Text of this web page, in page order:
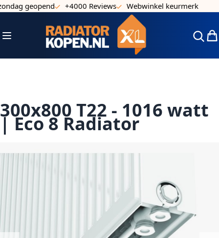
Ga naar de inhoud
geopend +4000 Reviews Webwinkel keurmerk
Toggle Nav
300x800 T22 - 1016 watt
| Eco 8 Radiator